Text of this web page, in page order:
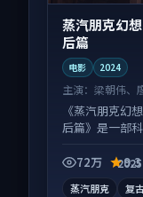
蒸汽朋克幻
后篇
电影 2024
主演： 梁朝伟、
《蒸汽朋克幻
后篇》是一部
度高，适合配
72万 9.3
蒸汽朋克
复